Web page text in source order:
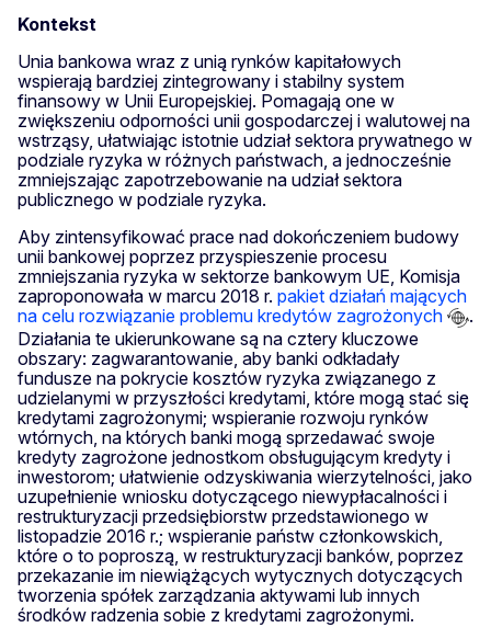
Kontekst
Unia bankowa wraz z unią rynków kapitałowych
wspierają bardziej zintegrowany i stabilny system
finansowy w Unii Europejskiej. Pomagają one w
zwiększeniu odporności unii gospodarczej i walutowej na
wstrząsy, ułatwiając istotnie udział sektora prywatnego w
podziale ryzyka w różnych państwach, a jednocześnie
zmniejszając zapotrzebowanie na udział sektora
publicznego w podziale ryzyka.
Aby zintensyfikować prace nad dokończeniem budowy
unii bankowej poprzez przyspieszenie procesu
zmniejszania ryzyka w sektorze bankowym UE, Komisja
zaproponowała w marcu 2018 r. pakiet działań mających
na celu rozwiązanie problemu kredytów zagrożonych
.
Działania te ukierunkowane są na cztery kluczowe
obszary: zagwarantowanie, aby banki odkładały
fundusze na pokrycie kosztów ryzyka związanego z
udzielanymi w przyszłości kredytami, które mogą stać się
kredytami zagrożonymi; wspieranie rozwoju rynków
wtórnych, na których banki mogą sprzedawać swoje
kredyty zagrożone jednostkom obsługującym kredyty i
inwestorom; ułatwienie odzyskiwania wierzytelności, jako
uzupełnienie wniosku dotyczącego niewypłacalności i
restrukturyzacji przedsiębiorstw przedstawionego w
listopadzie 2016 r.; wspieranie państw członkowskich,
które o to poproszą, w restrukturyzacji banków, poprzez
przekazanie im niewiążących wytycznych dotyczących
tworzenia spółek zarządzania aktywami lub innych
środków radzenia sobie z kredytami zagrożonymi.